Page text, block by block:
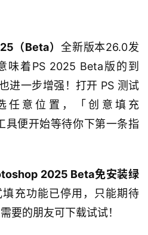
（Beta） 全新版本26.0发
味着PS 2025 Beta版的到
进一步增强！打开 PS 测试
任意位置，「创意填充
具便开始等待你下第一条指
2025 Beta免安装绿
充功能已停用，只能期待
要的朋友可下载试试！